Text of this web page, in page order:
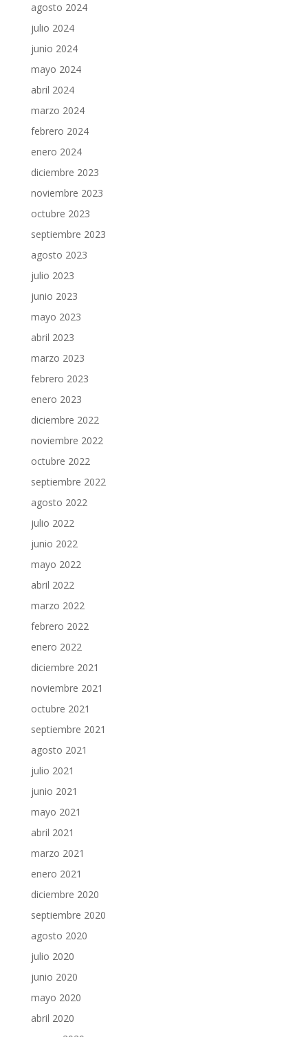
agosto 2024
julio 2024
junio 2024
mayo 2024
abril 2024
marzo 2024
febrero 2024
enero 2024
diciembre 2023
noviembre 2023
octubre 2023
septiembre 2023
agosto 2023
julio 2023
junio 2023
mayo 2023
abril 2023
marzo 2023
febrero 2023
enero 2023
diciembre 2022
noviembre 2022
octubre 2022
septiembre 2022
agosto 2022
julio 2022
junio 2022
mayo 2022
abril 2022
marzo 2022
febrero 2022
enero 2022
diciembre 2021
noviembre 2021
octubre 2021
septiembre 2021
agosto 2021
julio 2021
junio 2021
mayo 2021
abril 2021
marzo 2021
enero 2021
diciembre 2020
septiembre 2020
agosto 2020
julio 2020
junio 2020
mayo 2020
abril 2020